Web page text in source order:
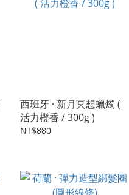
西班牙 · 新月冥想蠟燭 (
活力橙香 / 300g )
NT$880